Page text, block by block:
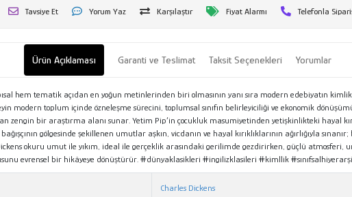
Tavsiye Et Yorum Yaz Karşılaştır Fiyat Alarmı Telefonla
Ürün Açıklaması Garanti ve Teslimat Taksit Seçenekleri Yorumlar
hem tematik açıdan en yoğun metinlerinden biri olmasının yanı sıra modern edebiyatın
toplum içinde özneleşme sürecini, toplumsal sınıfın belirleyiciliği ve ekonomik
zengin bir araştırma alanı sunar. Yetim Pip’in çocukluk masumiyetinden yetişkinlikteki
gölgesinde şekillenen umutlar aşkın, vicdanın ve hayal kırıklıklarının ağırlığıyla
okuru umut ile yıkım, ideal ile gerçeklik arasındaki gerilimde gezdirirken, güçlü
evrensel bir hikâyeye dönüştürür. #dünyaklasikleri #ingilizklasileri #kimllik
Charles Dickens